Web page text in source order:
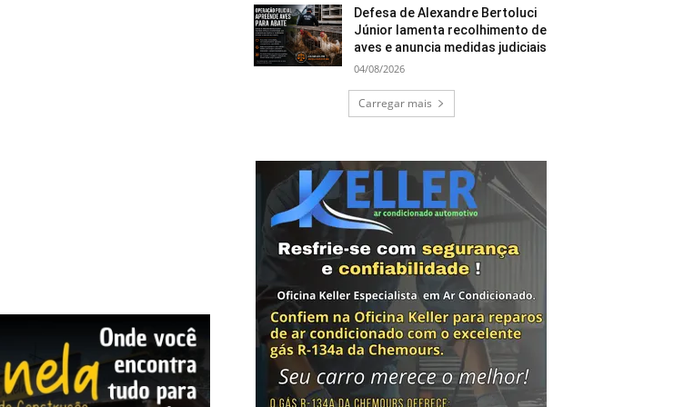
Defesa de Alexandre Bertoluci
Júnior lamenta recolhimento de
aves e anuncia medidas judiciais
04/08/2026
Carregar mais